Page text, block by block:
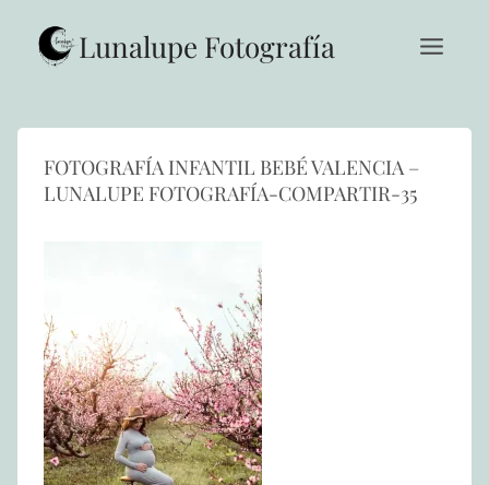
contenido Lunalupe Fotografía
FOTOGRAFÍA INFANTIL BEBÉ VALENCIA –
LUNALUPE FOTOGRAFÍA-COMPARTIR-35